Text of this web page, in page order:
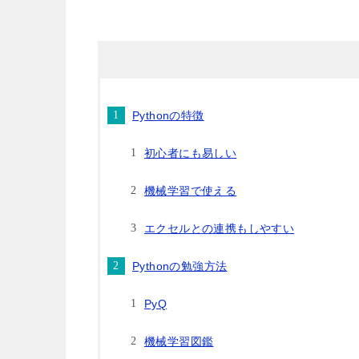
Pythonの特徴
初心者にも易しい
機械学習で使える
エクセルとの連携もしやすい
Pythonの勉強方法
PyQ
機械学習図鑑